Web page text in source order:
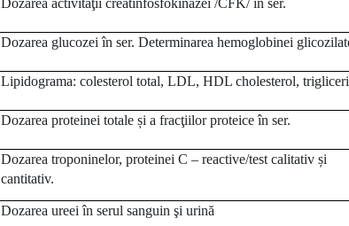
Dozarea activităţii creatinfosfokinazei /CFK/ în ser.
Dozarea glucozei în ser. Determinarea hemoglobinei
Lipidograma: colesterol total, LDL, HDL cholesterol,
Dozarea proteinei totale și a fracţiilor proteice în ser.
Dozarea troponinelor, proteinei C – reactive/test calitativ și
cantitativ.
Dozarea ureei în serul sanguin şi urină